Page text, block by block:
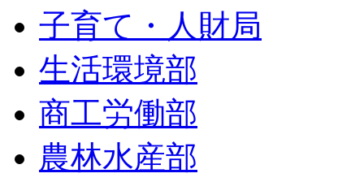
子育て・人財局
生活環境部
商工労働部
農林水産部